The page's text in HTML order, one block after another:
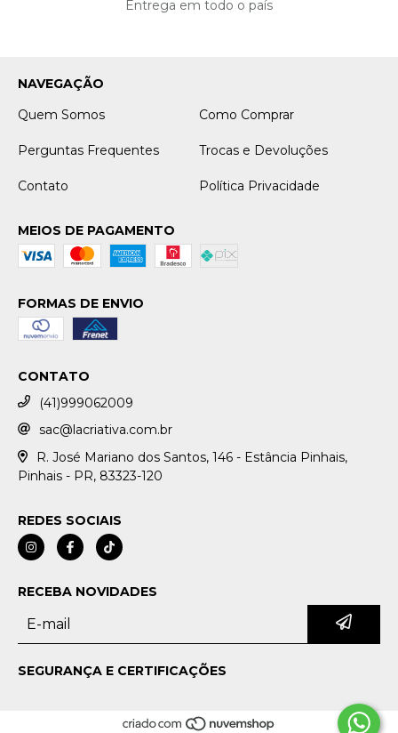
Entrega em todo o país
NAVEGAÇÃO
Quem Somos
Como Comprar
Perguntas Frequentes Trocas e Devoluções
Contato Política Privacidade
MEIOS DE PAGAMENTO
FORMAS DE ENVIO
CONTATO
(41)999062009
sac@lacriativa.com.br
R. José Mariano dos Santos, 146 - Estância Pinhais,
Pinhais - PR, 83323-120
REDES SOCIAIS
RECEBA NOVIDADES
SEGURANÇA E CERTIFICAÇÕES